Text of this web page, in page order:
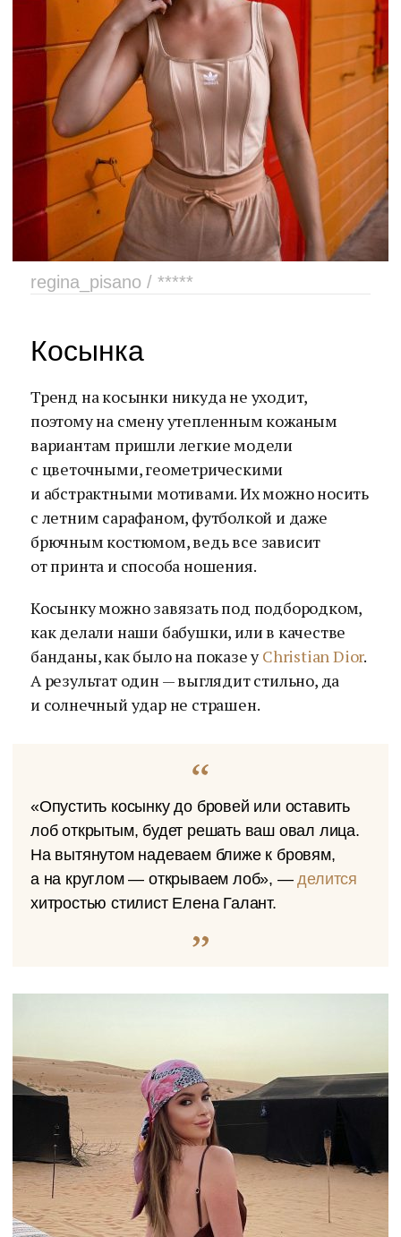
regina_pisano / *****
Косынка
Тренд на косынки никуда не уходит,
поэтому на смену утепленным кожаным
вариантам пришли легкие модели
с цветочными, геометрическими
и абстрактными мотивами. Их можно носить
с летним сарафаном, футболкой и даже
брючным костюмом, ведь все зависит
от принта и способа ношения.
Косынку можно завязать под подбородком,
как делали наши бабушки, или в качестве
банданы, как было на показе уChristian Dior.
А результат один — выглядит стильно, да
и солнечный удар не страшен.
«Опустить косынку до бровей или оставить
лоб открытым, будет решать ваш овал лица.
На вытянутом надеваем ближе к бровям,
а на круглом — открываем лоб», —делится
хитростью стилист Елена Галант.